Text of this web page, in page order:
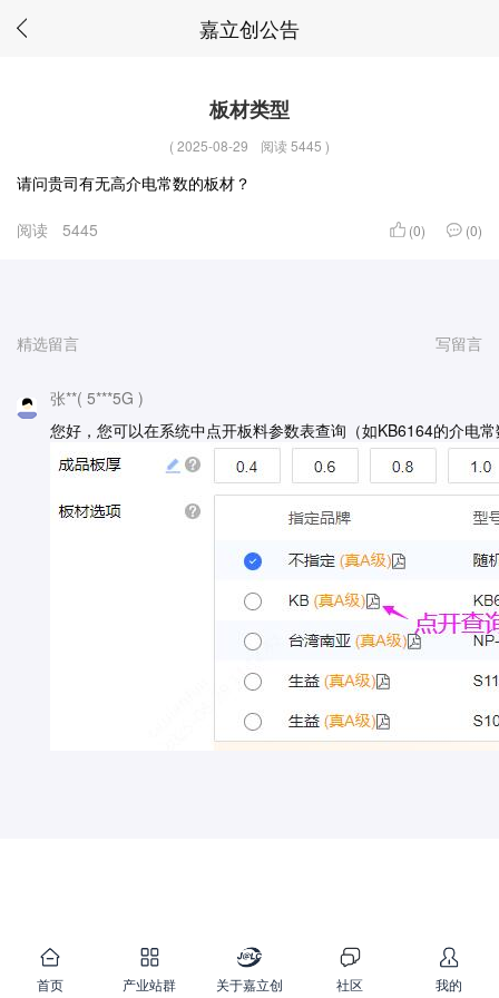
嘉立创公告
板材类型
(2025-08-29 阅读 5445 )
请问贵司有无高介电常数的板材？
阅读 5445 (0) (0)
精选留言 写留言
张**( 5***5G )
您好，您可以在系统中点开板料参数表查询（如KB6164的介电
首页 产业站群 关于嘉立创 社区 我的